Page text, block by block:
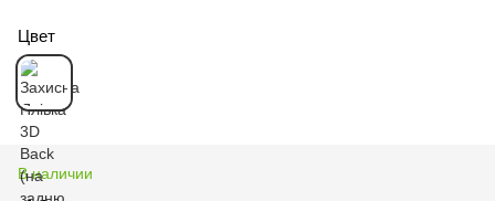
Цвет
В наличии